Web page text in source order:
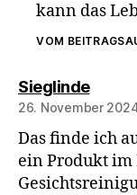
kann das
VOM
Sieglindesagt:
26. November
Das finde ich
ein Produkt im